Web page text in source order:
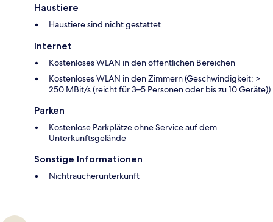
Haustiere
Haustiere sind nicht gestattet
Internet
Kostenloses WLAN in den öffentlichen Bereichen
Kostenloses WLAN in den Zimmern (Geschwindigkeit: >
250 MBit/s (reicht für 3–5 Personen oder bis zu 10 Geräte))
Parken
Kostenlose Parkplätze ohne Service auf dem
Unterkunftsgelände
Sonstige Informationen
Nichtraucherunterkunft